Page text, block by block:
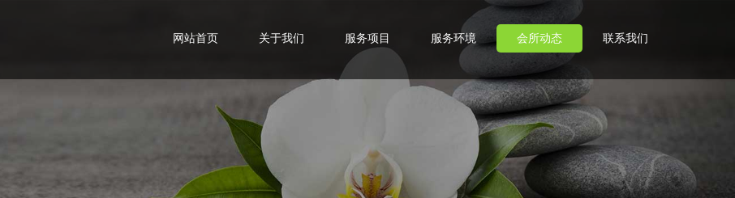
网站首页 关于我们 服务项目 服务环境 会所动态 联系我们